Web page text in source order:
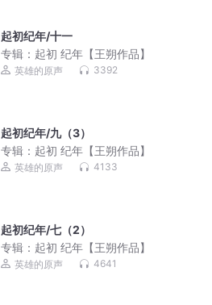
起初纪年/十一
专辑： 起初 纪年【王朔作品】
英雄的原声 3392
起初纪年/九（3）
专辑： 起初 纪年【王朔作品】
英雄的原声 4133
起初纪年/七（2）
专辑： 起初 纪年【王朔作品】
英雄的原声 4641